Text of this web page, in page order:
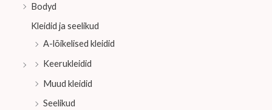
Bodyd
Kleidid ja seelikud
A-lõikelised kleidid
Keerukleidid
Muud kleidid
Seelikud